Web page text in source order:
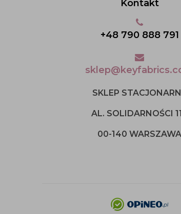
Kontakt
+48 790 888 791
SKLEP
AL. SOLIDARNOŚCI
00-140 WARSZAWA